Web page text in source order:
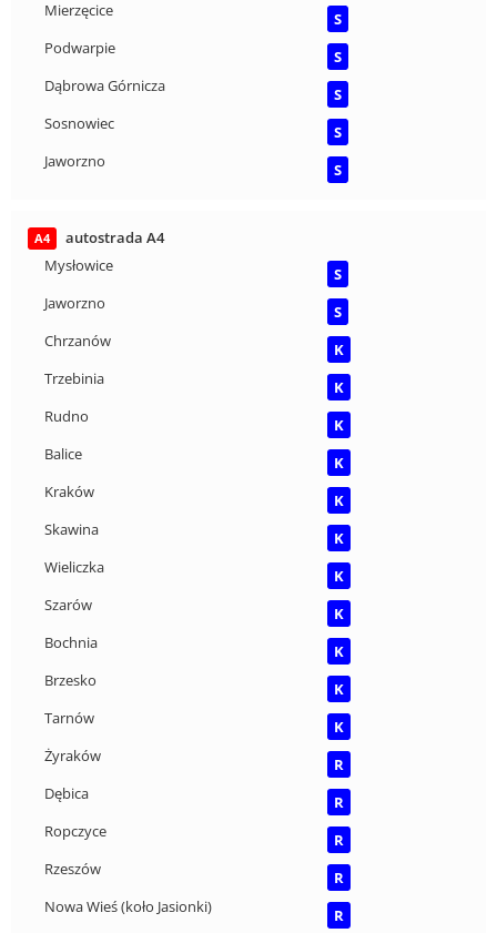
Mierzęcice
S
Podwarpie
S
Dąbrowa Górnicza
S
Sosnowiec
S
Jaworzno
S
A4
autostrada A4
Mysłowice
S
Jaworzno
S
Chrzanów
K
Trzebinia
K
Rudno
K
Balice
K
Kraków
K
Skawina
K
Wieliczka
K
Szarów
K
Bochnia
K
Brzesko
K
Tarnów
K
Żyraków
R
Dębica
R
Ropczyce
R
Rzeszów
R
Nowa Wieś (koło Jasionki)
R